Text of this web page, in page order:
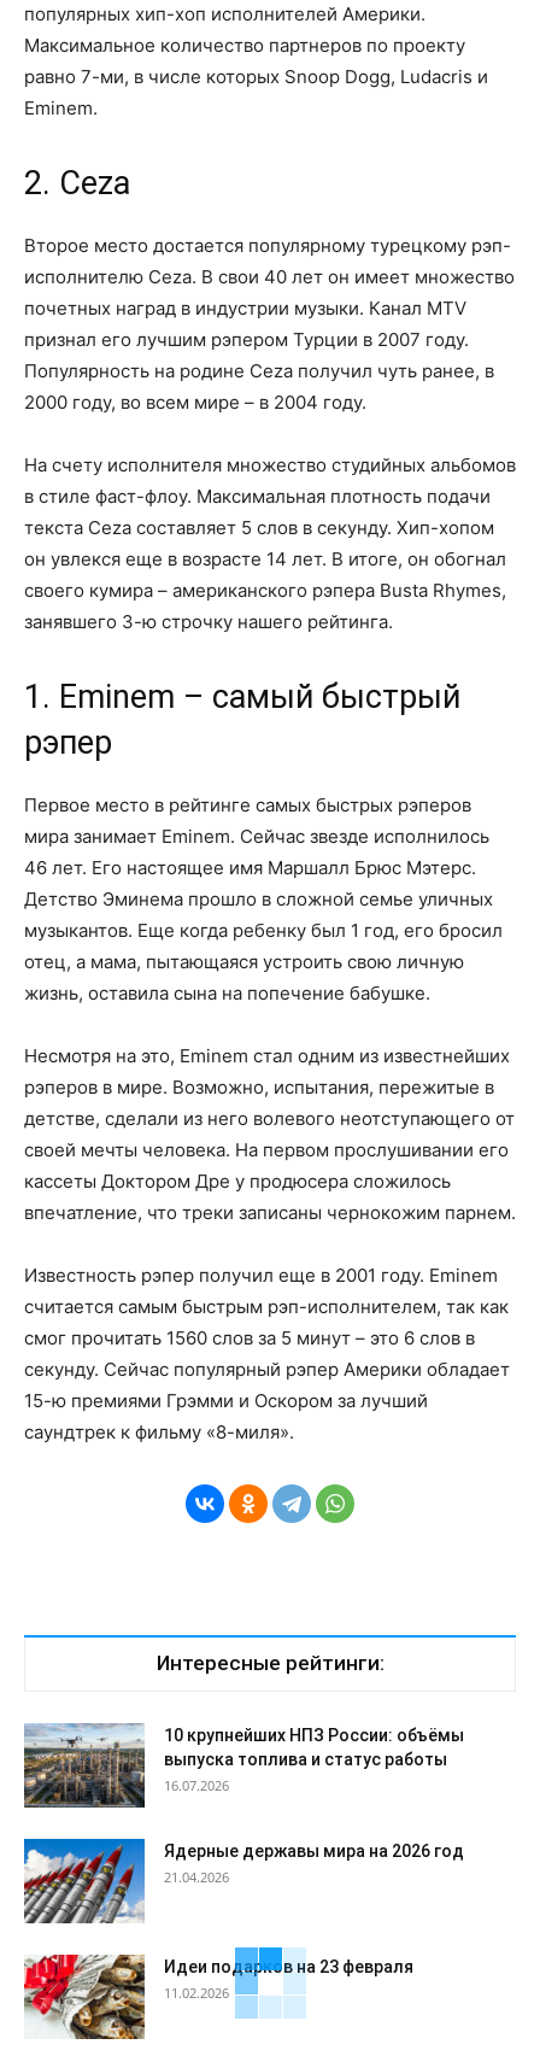
популярных хип-хоп исполнителей Америки.
Максимальное количество партнеров по проекту
равно 7-ми, в числе которых Snoop Dogg, Ludacris и
Eminem.
2. Ceza
Второе место достается популярному турецкому рэп-
исполнителю Ceza. В свои 40 лет он имеет множество
почетных наград в индустрии музыки. Канал MTV
признал его лучшим рэпером Турции в 2007 году.
Популярность на родине Ceza получил чуть ранее, в
2000 году, во всем мире – в 2004 году.
На счету исполнителя множество студийных альбомов
в стиле фаст-флоу. Максимальная плотность подачи
текста Ceza составляет 5 слов в секунду. Хип-хопом
он увлекся еще в возрасте 14 лет. В итоге, он обогнал
своего кумира – американского рэпера Busta Rhymes,
занявшего 3-ю строчку нашего рейтинга.
1. Eminem – самый быстрый
рэпер
Первое место в рейтинге самых быстрых рэперов
мира занимает Eminem. Сейчас звезде исполнилось
46 лет. Его настоящее имя Маршалл Брюс Мэтерс.
Детство Эминема прошло в сложной семье уличных
музыкантов. Еще когда ребенку был 1 год, его бросил
отец, а мама, пытающаяся устроить свою личную
жизнь, оставила сына на попечение бабушке.
Несмотря на это, Eminem стал одним из известнейших
рэперов в мире. Возможно, испытания, пережитые в
детстве, сделали из него волевого неотступающего от
своей мечты человека. На первом прослушивании его
кассеты Доктором Дре у продюсера сложилось
впечатление, что треки записаны чернокожим парнем.
Известность рэпер получил еще в 2001 году. Eminem
считается самым быстрым рэп-исполнителем, так как
смог прочитать 1560 слов за 5 минут – это 6 слов в
секунду. Сейчас популярный рэпер Америки обладает
15-ю премиями Грэмми и Оскором за лучший
саундтрек к фильму «8-миля».
Интересные рейтинги:
10 крупнейших НПЗ России: объёмы
выпуска топлива и статус работы
16.07.2026
Ядерные державы мира на 2026 год
21.04.2026
Идеи подарков на 23 февраля
11.02.2026